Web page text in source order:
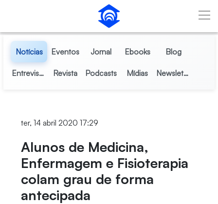
Pular para o Conteúdo principal
Notícias Eventos Jornal Ebooks Blog
Entrevistas Revista Podcasts Mídias Newsletter
ter, 14 abril 2020 17:29
Alunos de Medicina,
Enfermagem e Fisioterapia
colam grau de forma
antecipada